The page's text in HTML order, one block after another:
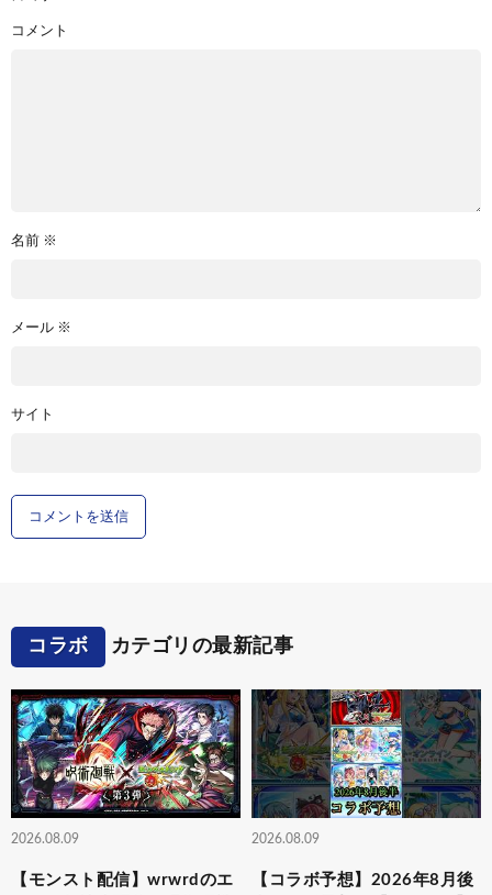
コメント
名前 ※
メール ※
サイト
コラボ カテゴリの最新記事
2026.08.09
【モンスト配信】wrwrdのエ
2026.08.09
【コラボ予想】2026年8月後